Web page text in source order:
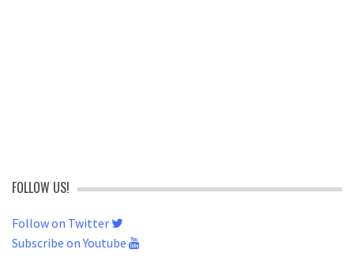
FOLLOW US!
Follow on Twitter
Subscribe on Youtube